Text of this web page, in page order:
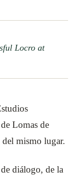
Locro at
Lomas de
mismo lugar.
diálogo, de la